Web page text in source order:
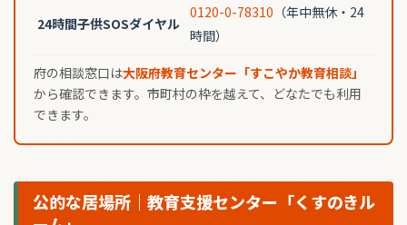
24時間子供SOSダイヤル
0120-0-78310 （年中無休・24
時間）
府の相談窓口は大阪府教育センター「すこやか教育相談」
から確認できます。市町村の枠を越えて、どなたでも利用
できます。
公的な居場所｜教育支援センター「くすのきル